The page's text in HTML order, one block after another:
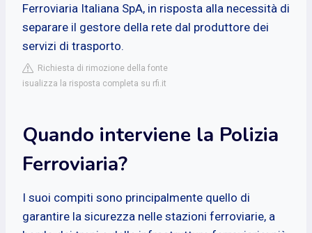
Ferroviaria Italiana SpA, in risposta alla necessità di
separare il gestore della rete dal produttore dei
servizi di trasporto.
Richiesta di rimozione della fonte
isualizza la risposta completa su rfi.it
Quando interviene la Polizia
Ferroviaria?
I suoi compiti sono principalmente quello di
garantire la sicurezza nelle stazioni ferroviarie, a